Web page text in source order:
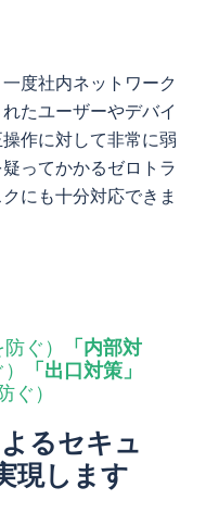
度社内ネットワーク
たユーザーやデバイ
作に対して非常に弱
ってかかるゼロトラ
にも十分対応できま
ぐ）
「内部対
「出口対策」
ぐ）
るセキュ
現します